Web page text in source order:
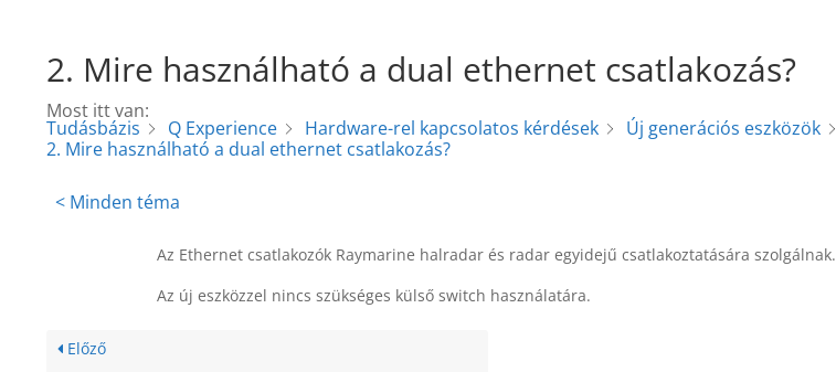
2. Mire használható a dual ethernet csatlakozás?
Most itt van:
Tudásbázis Q Experience Hardware-rel kapcsolatos kérdések
Új generációs eszközök
2. Mire használható a dual ethernet csatlakozás?
< Minden téma
Az Ethernet csatlakozók Raymarine halradar és radar egyidejű csatlakoztatására szolgálnak.
Az új eszközzel nincs szükséges külső switch használatára.
Előző